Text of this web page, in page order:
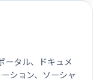
タル、ドキュメ
ション、ソーシャ